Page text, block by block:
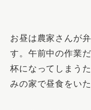
お昼は農家さんが
す。 午前中の作業
杯になってしまう
みの家で昼食をい